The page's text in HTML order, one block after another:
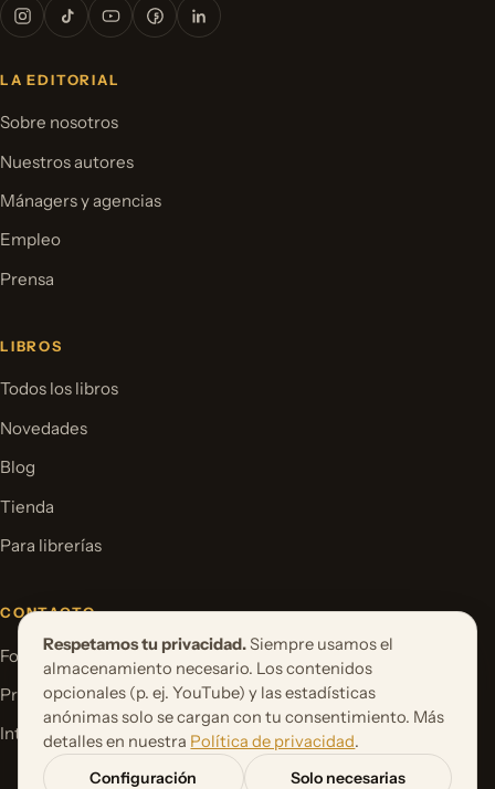
LA EDITORIAL
Sobre nosotros
Nuestros autores
Mánagers y agencias
Empleo
Prensa
LIBROS
Todos los libros
Novedades
Blog
Tienda
Para librerías
CONTACTO
Formulario de contacto
Proponer un proyecto de libro
International Rights
Respetamos tu privacidad. Siempre usamos el
almacenamiento necesario. Los contenidos
opcionales (p. ej. YouTube) y las estadísticas
anónimas solo se cargan con tu consentimiento. Más
detalles en nuestra Política de privacidad.
Configuración
Solo necesarias